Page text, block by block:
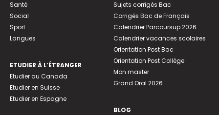
Santé
Social
Sport
Langues
ETUDIER À L’ÉTRANGER
Etudier au Canada
Etudier en Suisse
Etudier en Espagne
Sujets corrigés Bac
Corrigés Bac de Français
Calendrier Parcoursup 2026
Calendrier vacances scolaires
Orientation Post Bac
Orientation Post Collège
Mon master
Grand Oral 2026
BLOG